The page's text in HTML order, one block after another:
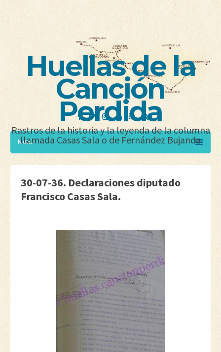
Huellas de la
Canción
Perdida
Rastros de la historia y la leyenda de la columna
llamada Casas Sala o de Fernández Bujanda
Menú
30-07-36. Declaraciones diputado
Francisco Casas Sala.